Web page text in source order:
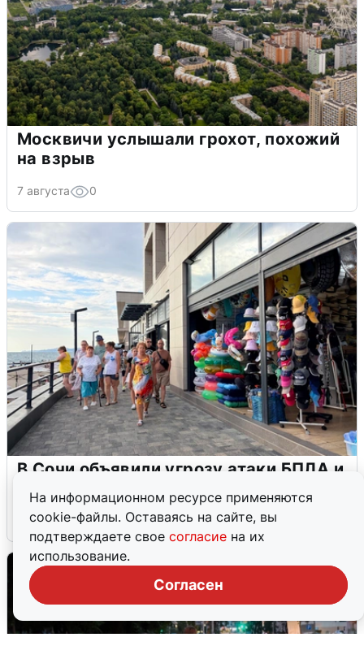
На информационном ресурсе применяются
cookie-файлы. Оставаясь на сайте, вы
подтверждаете свое согласие на их
использование.
Согласен
Москвичи услышали грохот, похожий
на взрыв
7 августа 0
В Сочи объявили угрозу атаки БПЛА и
закрыли пляжи
6 августа 0